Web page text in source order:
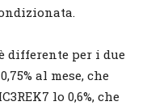
differente per i due
al mese, che
lo 0,6%, che